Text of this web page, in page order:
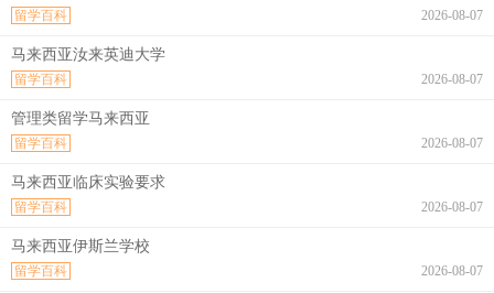
2026-08-07
留学百科
马来西亚汝来英迪大学
2026-08-07
留学百科
管理类留学马来西亚
2026-08-07
留学百科
马来西亚临床实验要求
2026-08-07
留学百科
马来西亚伊斯兰学校
2026-08-07
留学百科